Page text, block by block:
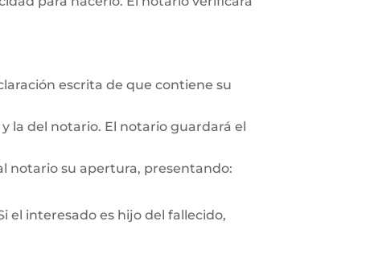
escrita de que contiene su
la del notario. El notario guardará el
notario su apertura, presentando:
el interesado es hijo del fallecido,